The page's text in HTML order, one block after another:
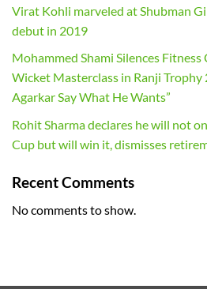
Virat Kohli marveled at Shubman
debut in 2019
Mohammed Shami Silences
Wicket Masterclass in Ranji Trophy
Agarkar Say What He Wants”
Rohit Sharma declares he will not
Cup but will win it, dismisses
Recent Comments
No comments to show.